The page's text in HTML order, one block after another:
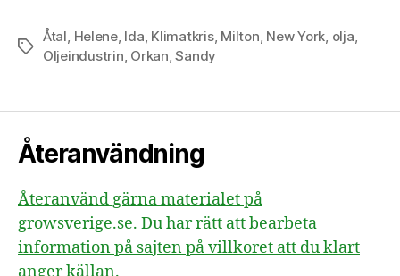
Etiketter
Åtal Helene, Ida Klimatkris, Milton New York olja
Oljeindustrin Orkan ,Sandy
Återanvändning
Återanvänd gärna materialet på
growsverige.se. Du har rätt att bearbeta
information på sajten på villkoret att du klart
anger källan.